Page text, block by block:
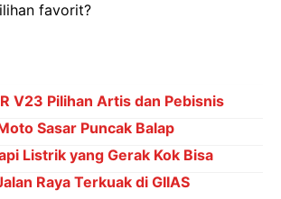
favorit?
V23 Pilihan Artis dan Pebisnis
Sasar Puncak Balap
Listrik yang Gerak Kok Bisa
Raya Terkuak di GIIAS